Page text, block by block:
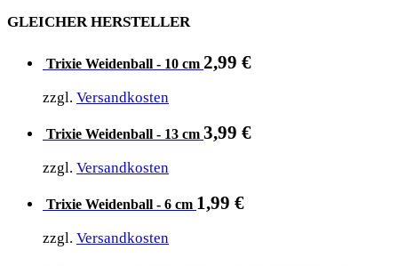
GLEICHER HERSTELLER
Trixie Weidenball - 10 cm 2,99 €
zzgl. Versandkosten
Trixie Weidenball - 13 cm 3,99 €
zzgl. Versandkosten
Trixie Weidenball - 6 cm 1,99 €
zzgl. Versandkosten